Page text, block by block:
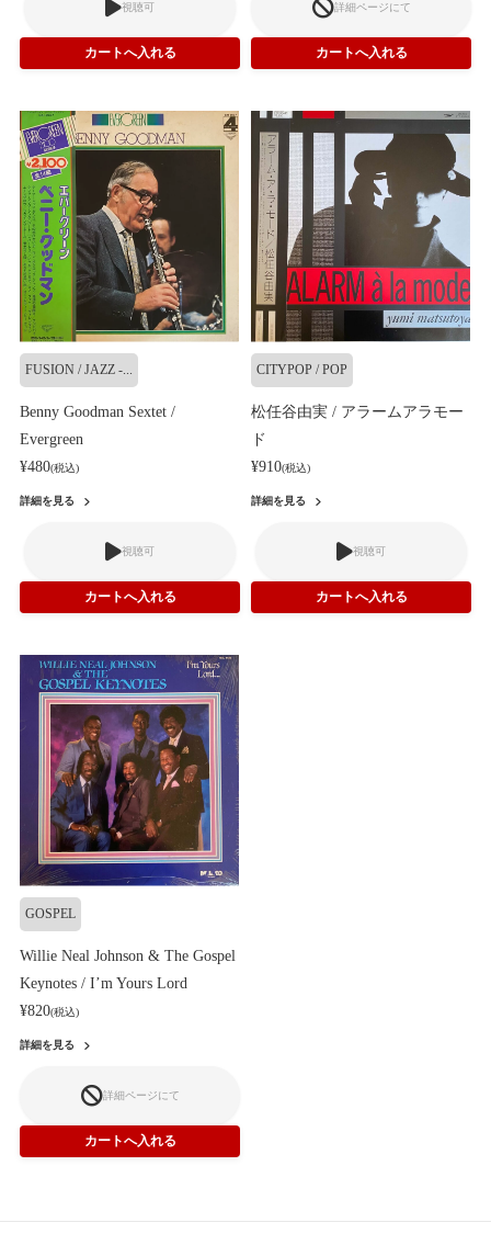
視聴可 詳細ページにて
FUSION / JAZZ -...
Benny Goodman Sextet /
Evergreen
¥480(税込)
詳細を見る
視聴可
CITYPOP / POP
松任谷由実 / アラームアラモー
ド
¥910(税込)
詳細を見る
視聴可
GOSPEL
Willie Neal Johnson & The Gospel
Keynotes / I’m Yours Lord
¥820(税込)
詳細を見る
詳細ページにて